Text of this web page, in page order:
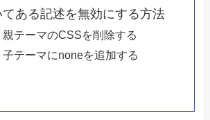
ある記述を無効にする方法
親テーマのCSSを削除する
子テーマにnoneを追加する